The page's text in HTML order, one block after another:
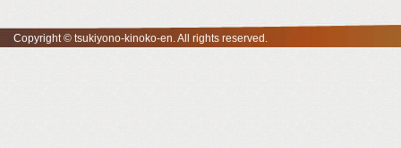
Copyright © tsukiyono-kinoko-en. All rights reserved.